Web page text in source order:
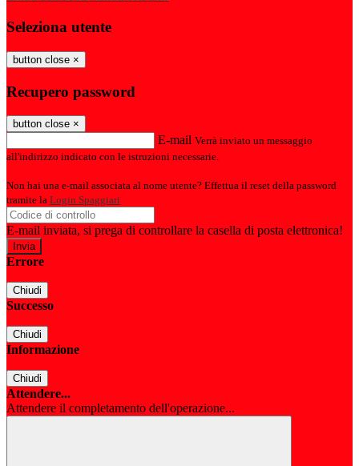
Seleziona utente
button close ×
Recupero password
button close ×
E-mail Verrà inviato un messaggio
all'indirizzo indicato con le istruzioni necessarie.
Non hai una e-mail associata al nome utente? Effettua il reset della password
tramite la Login Spaggiari
E-mail inviata, si prega di controllare la casella di posta elettronica!
Errore
Chiudi
Successo
Chiudi
Informazione
Chiudi
Attendere...
Attendere il completamento dell'operazione...